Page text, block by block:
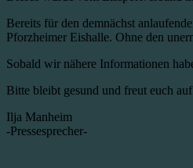
Bereits für den demnächst
Pforzheimer Eishalle. Ohne den
Sobald wir nähere Informationen
Bitte bleibt gesund und freut euch
Ilja Manheim
-Pressesprecher-